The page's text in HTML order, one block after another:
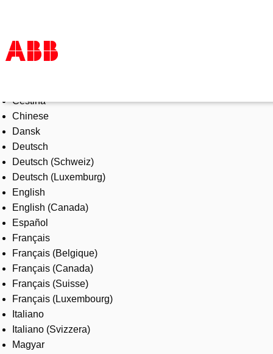
Products & Solutions
Industries
Services
About us
Where to buy
Contact us
Careers
Čeština
Chinese
Dansk
Deutsch
Deutsch (Schweiz)
Deutsch (Luxemburg)
English
English (Canada)
Español
Français
Français (Belgique)
Français (Canada)
Français (Suisse)
Français (Luxembourg)
Italiano
Italiano (Svizzera)
Magyar